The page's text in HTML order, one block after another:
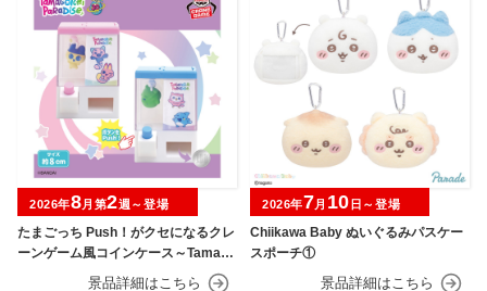
たまごっち Push！がクセになるクレ
ーンゲーム風コインケース～Tamago
tchi Paradise～
2026年8月第2週～登場
Chiikawa Baby ぬいぐるみパスケー
スポーチ①
2026年7月 10 日～登場